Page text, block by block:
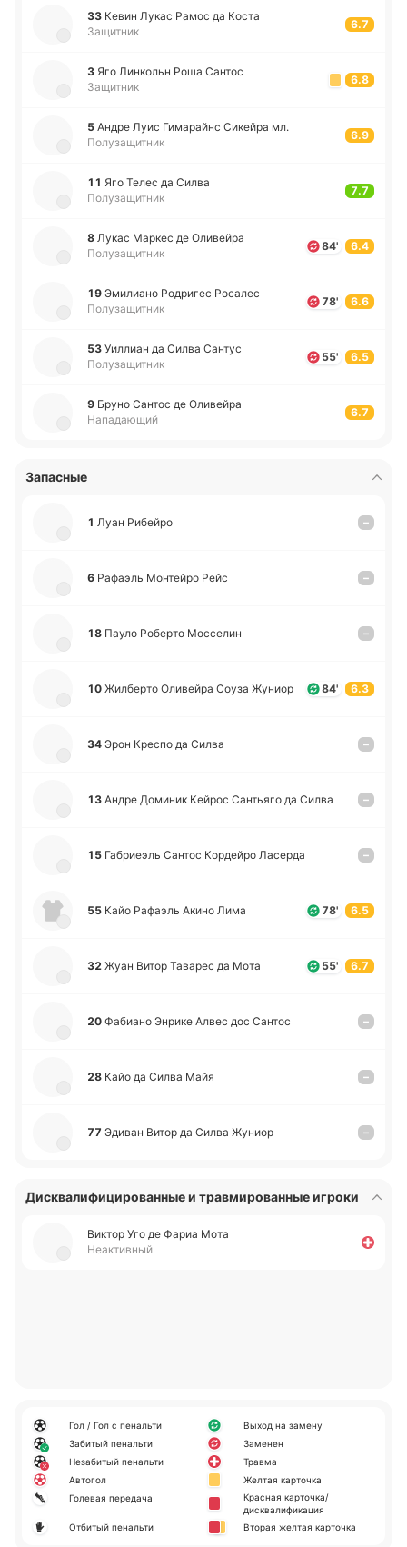
33 Кевин Лукас Рамос да Коста
Защитник
6.7
3 Яго Ли­нкольн Роша Сантос
Защитник
6.8
5 Андре Луис Ги­ма­райнс Си­кей­ра мл.
Полузащитник
6.9
11 Яго Телес да Силва
Полузащитник
7.7
8 Лукас Маркес де Оли­вей­ра
Полузащитник
84' 6.4
19 Эми­лиа­но Ро­дри­гес Ро­са­лес
Полузащитник
78' 6.6
53 Уи­ллиан да Силва Сантус
Полузащитник
55' 6.5
9 Бруно Сантос де Оли­вей­ра
Нападающий
6.7
Запасные
1 Луан Ри­бей­ро –
6 Ра­фаэль Мо­нтей­ро Рейс –
18 Пауло Ро­бе­рто Мо­ссе­лин –
10 Жи­лбе­рто Оли­вей­ра Соуза Жуниор 84' 6.3
34 Эрон Креспо да Силва –
13 Андре До­ми­ник Кейрос Са­нтья­го да Силва –
15 Га­бриеэль Сантос Ко­рдей­ро Ла­се­рда –
55 Кайо Ра­фаэль Акино Лима 78' 6.5
32 Жуан Витор Та­ва­рес да Мота 55' 6.7
20 Фа­биа­но Энрике Алвес дос Сантос –
28 Кайо да Силва Майя –
77 Эдиван Витор да Силва Жуниор –
Дисквалифицированные и травмированные игроки
Виктор Уго де Фариа Мота
Неактивный
Гол / Гол с пенальти
Забитый пенальти
Незабитый пенальти
Автогол
Голевая передача
Отбитый пенальти
Выход на замену
Заменен
Травма
Желтая карточка
Красная карточка/
дисквалификация
Вторая желтая карточка